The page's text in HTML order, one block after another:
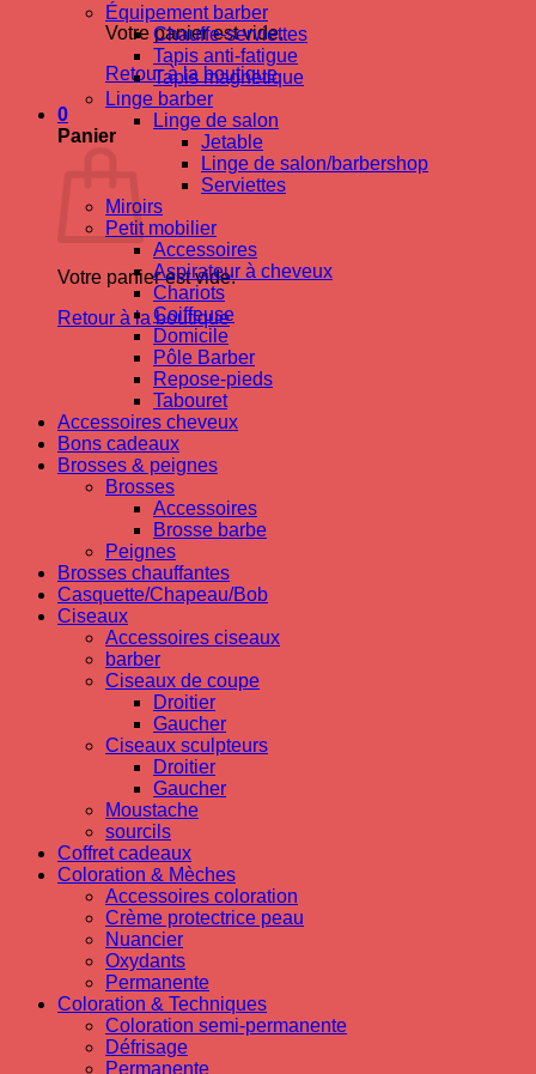
Votre panier est vide.
Retour à la boutique
0
Panier
Votre panier est vide.
Retour à la boutique
Équipement barber
Chauffe-serviettes
Tapis anti-fatigue
Tapis magnetique
Linge barber
Linge de salon
Jetable
Linge de salon/barbershop
Serviettes
Miroirs
Petit mobilier
Accessoires
Aspirateur à cheveux
Chariots
Coiffeuse
Domicile
Pôle Barber
Repose-pieds
Tabouret
Accessoires cheveux
Bons cadeaux
Brosses & peignes
Brosses
Accessoires
Brosse barbe
Peignes
Brosses chauffantes
Casquette/Chapeau/Bob
Ciseaux
Accessoires ciseaux
barber
Ciseaux de coupe
Droitier
Gaucher
Ciseaux sculpteurs
Droitier
Gaucher
Moustache
sourcils
Coffret cadeaux
Coloration & Mèches
Accessoires coloration
Crème protectrice peau
Nuancier
Oxydants
Permanente
Coloration & Techniques
Coloration semi-permanente
Défrisage
Permanente